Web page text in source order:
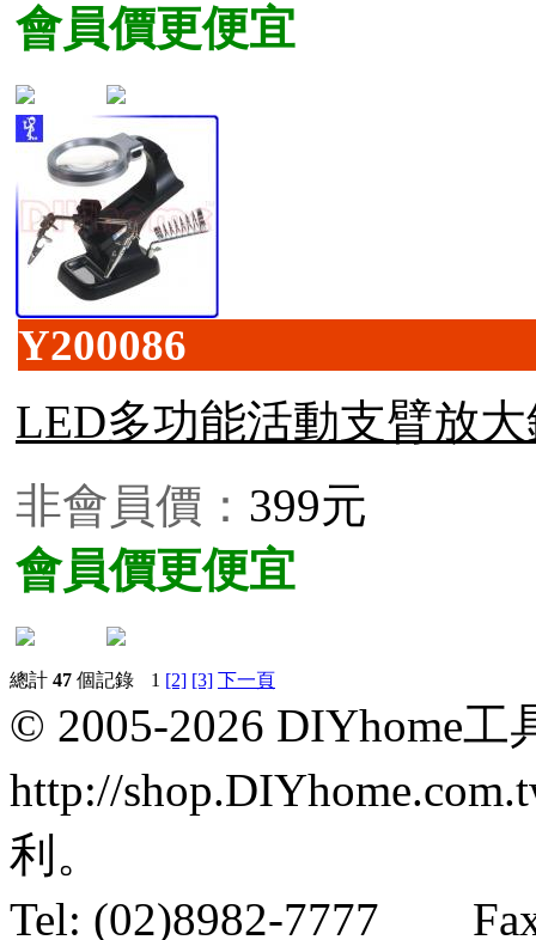
會員價更便宜
Y200086
LED多功能活動支臂放
非會員價： 399元
會員價更便宜
總計 47 個記錄 1 [2] [3] 下一頁
© 2005-2026 DIYhome工
http://
利。
Tel: (02)8982-7777